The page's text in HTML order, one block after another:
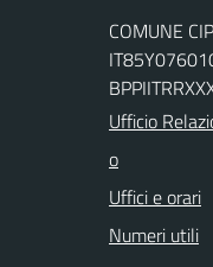
COMUNE
Ufficio
o
Uffici e orari
Numeri utili